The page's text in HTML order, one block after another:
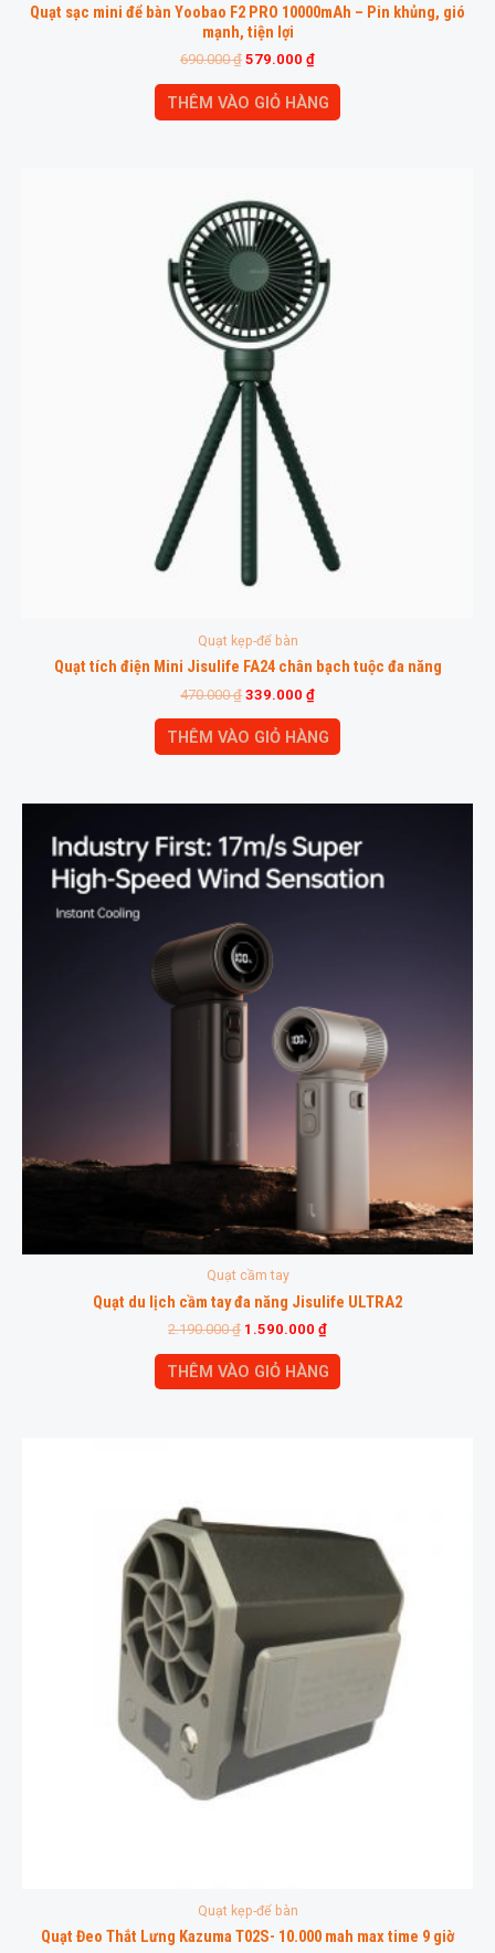
Quạt sạc mini để bàn Yoobao F2 PRO 10000mAh – Pin khủng, gió
mạnh, tiện lợi
690.000₫ 579.000 ₫
THÊM VÀO GIỎ HÀNG
Quạt kẹp-để bàn
Quạt tích điện Mini Jisulife FA24 chân bạch tuộc đa năng
470.000₫ 339.000 ₫
THÊM VÀO GIỎ HÀNG
Quạt cầm tay
Quạt du lịch cầm tay đa năng Jisulife ULTRA2
2.190.000₫ 1.590.000 ₫
THÊM VÀO GIỎ HÀNG
Quạt kẹp-để bàn
Quạt Đeo Thắt Lưng Kazuma T02S- 10.000 mah max time 9 giờ